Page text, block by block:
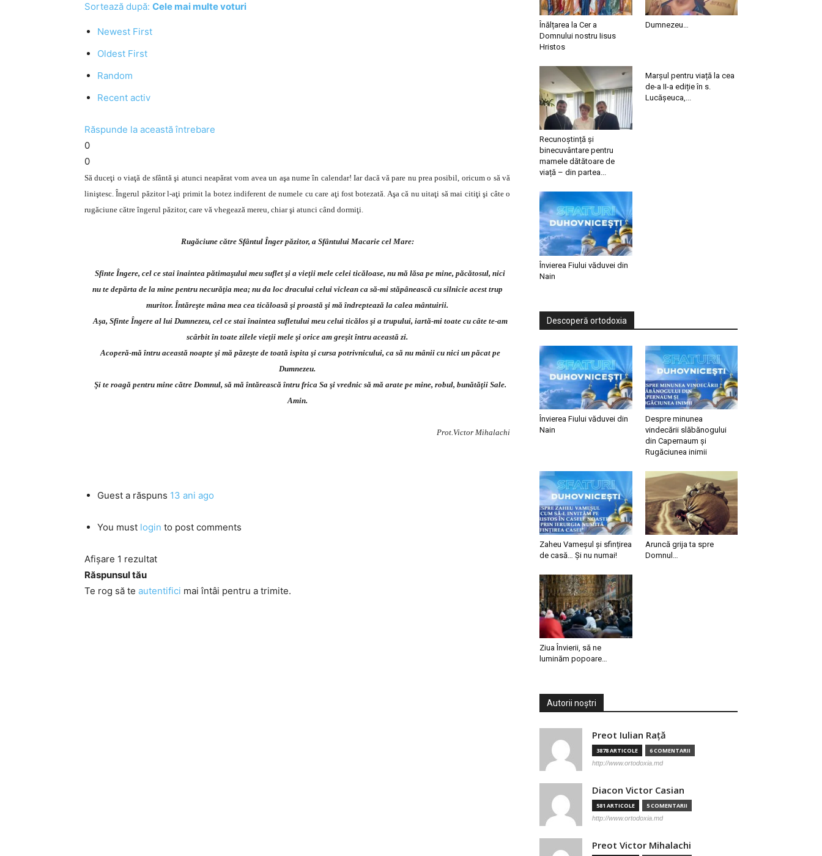
Sortează după: Cele mai multe voturi
Newest First
Oldest First
Random
Recent activ
Răspunde la această întrebare
0
0
Să duceţi o viaţă de sfântă şi atunci neapărat vom avea un aşa nume în calendar! Iar dacă vă pare nu prea posibil, oricum o să vă
liniştesc. Îngerul păzitor l-aţi primit la botez indiferent de numele cu care aţi fost botezată. Aşa că nu uitaţi să mai citiţi şi câte o
rugăciune către îngerul păzitor, care vă vhegează mereu, chiar şi atunci când dormiţi.
Rugăciune către Sfântul Înger păzitor, a Sfântului Macarie cel Mare:
Sfinte Îngere, cel ce stai înaintea pătimaşului meu suflet şi a vieţii mele celei ticăloase, nu mă lăsa pe mine, păcătosul, nici
nu te depărta de la mine pentru necurăţia mea; nu da loc dracului celui viclean ca să-mi stăpânească cu silnicie acest trup
muritor. Întăreşte mâna mea cea ticăloasă şi proastă şi mă îndreptează la calea mântuirii.
Aşa, Sfinte Îngere al lui Dumnezeu, cel ce stai înaintea sufletului meu celui ticălos şi a trupului, iartă-mi toate cu câte te-am
scârbit în toate zilele vieţii mele şi orice am greşit întru această zi.
Acoperă-mă întru această noapte şi mă păzeşte de toată ispita şi cursa potrivnicului, ca să nu mânii cu nici un păcat pe
Dumnezeu.
Şi te roagă pentru mine către Domnul, să mă întărească întru frica Sa şi vrednic să mă arate pe mine, robul, bunătăţii Sale.
Amin.
Prot.Victor Mihalachi
Guest a răspuns 13 ani ago
You must login to post comments
Afișare 1 rezultat
Răspunsul tău
Te rog să te autentifici mai întâi pentru a trimite.
Înălțarea la Cer a
Domnului nostru Iisus
Hristos
Dumnezeu…
Recunoștință și
binecuvântare pentru
mamele dătătoare de
viață – din partea...
Marșul pentru viață la cea
de-a II-a ediție în s.
Lucășeuca,...
Învierea Fiului văduvei din
Nain
Descoperă ortodoxia
Învierea Fiului văduvei din
Nain
Despre minunea
vindecării slăbănogului
din Capernaum și
Rugăciunea inimii
Zaheu Vameșul și sfințirea
de casă… Și nu numai!
Aruncă grija ta spre
Domnul…
Ziua Învierii, să ne
luminăm popoare…
Autorii noștri
Preot Iulian Raţă
3878 ARTICOLE 6 COMENTARII
http://www.ortodoxia.md
Diacon Victor Casian
581 ARTICOLE 5 COMENTARII
http://www.ortodoxia.md
Preot Victor Mihalachi